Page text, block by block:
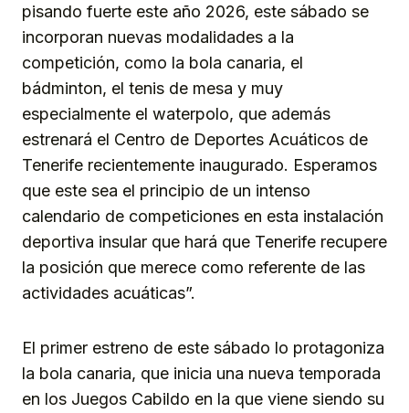
pisando fuerte este año 2026, este sábado se
incorporan nuevas modalidades a la
competición, como la bola canaria, el
bádminton, el tenis de mesa y muy
especialmente el waterpolo, que además
estrenará el Centro de Deportes Acuáticos de
Tenerife recientemente inaugurado. Esperamos
que este sea el principio de un intenso
calendario de competiciones en esta instalación
deportiva insular que hará que Tenerife recupere
la posición que merece como referente de las
actividades acuáticas”.
El primer estreno de este sábado lo protagoniza
la bola canaria, que inicia una nueva temporada
en los Juegos Cabildo en la que viene siendo su